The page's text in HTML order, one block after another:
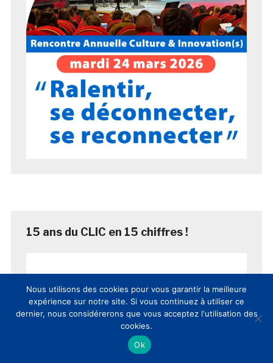
15 ans du CLIC en 15 chiffres !
Nous utilisons des cookies pour vous garantir la meilleure
expérience sur notre site. Si vous continuez à utiliser ce
dernier, nous considérerons que vous acceptez l'utilisation des
cookies.
Ok